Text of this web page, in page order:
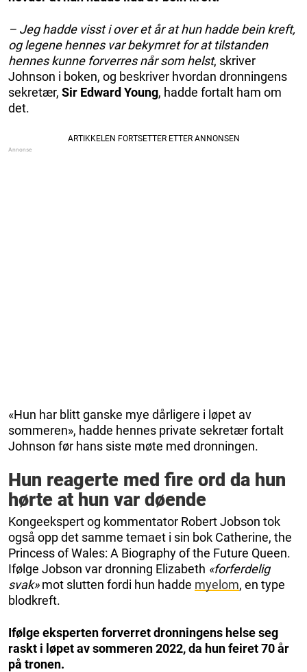
– Jeg hadde visst i over et år at hun hadde bein kreft,
og legene hennes var bekymret for at tilstanden
hennes kunne forverres når som helst, skriver
Johnson i boken, og beskriver hvordan dronningens
sekretær, Sir Edward Young, hadde fortalt ham om
det.
«Hun har blitt ganske mye dårligere i løpet av
sommeren», hadde hennes private sekretær fortalt
Johnson før hans siste møte med dronningen.
Hun reagerte med fire ord da hun
hørte at hun var døende
Kongeekspert og kommentator Robert Jobson tok
også opp det samme temaet i sin bok Catherine, the
Princess of Wales: A Biography of the Future Queen.
Ifølge Jobson var dronning Elizabeth «forferdelig
svak»mot slutten fordi hun hadde myelom, en type
blodkreft.
Ifølge eksperten forverret dronningens helse seg
raskt i løpet av sommeren 2022, da hun feiret 70 år
på tronen.